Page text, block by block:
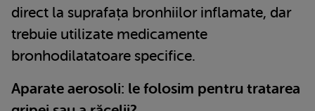
direct la suprafața bronhiilor inflamate, dar
trebuie utilizate medicamente
bronhodilatatoare specifice.
Aparate aerosoli: le folosim pentru tratarea